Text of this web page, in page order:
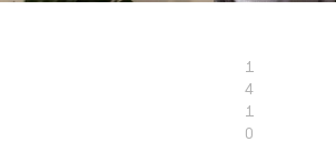
1
4
1
0